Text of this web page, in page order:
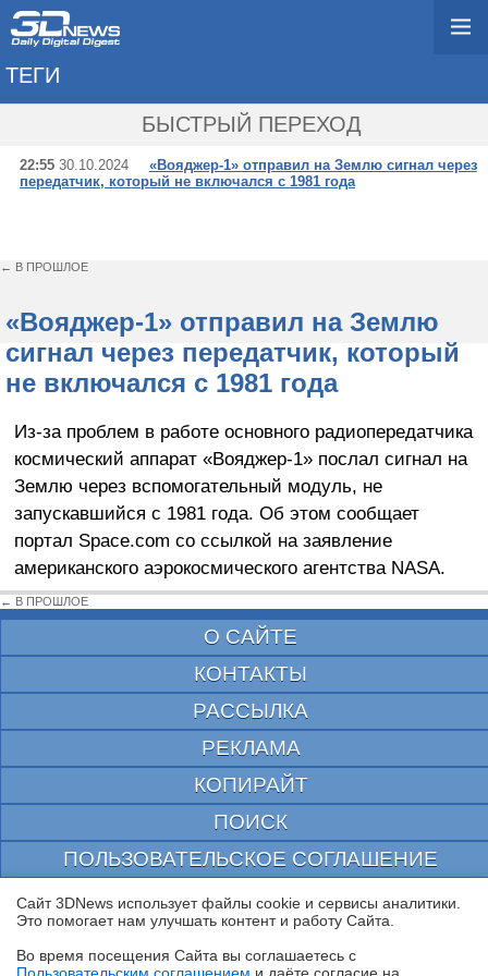
ТЕГИ
БЫСТРЫЙ ПЕРЕХОД
22:55 30.10.2024
«Вояджер-1» отправил на Землю сигнал через
передатчик, который не включался с 1981 года
← В ПРОШЛОЕ
«Вояджер-1» отправил на Землю
сигнал через передатчик, который
не включался с 1981 года
Из-за проблем в работе основного радиопередатчика
космический аппарат «Вояджер-1» послал сигнал на
Землю через вспомогательный модуль, не
запускавшийся с 1981 года. Об этом сообщает
портал Space.com со ссылкой на заявление
американского аэрокосмического агентства NASA.
← В ПРОШЛОЕ
О САЙТЕ
КОНТАКТЫ
РАССЫЛКА
РЕКЛАМА
КОПИРАЙТ
ПОИСК
ПОЛЬЗОВАТЕЛЬСКОЕ СОГЛАШЕНИЕ
ЗАЩИЩЕНО CURATOR
© 1997—2026 Электронное периодическое издание "3ДНьюс" | Свидетельство о
выдано Федеральной Службой по надзору за соблюдением законодательства в сфере
Сайт 3DNews использует файлы cookie и сервисы аналитики.
Это помогает нам улучшать контент и работу Cайта.
Во время посещения Cайта вы соглашаетесь с